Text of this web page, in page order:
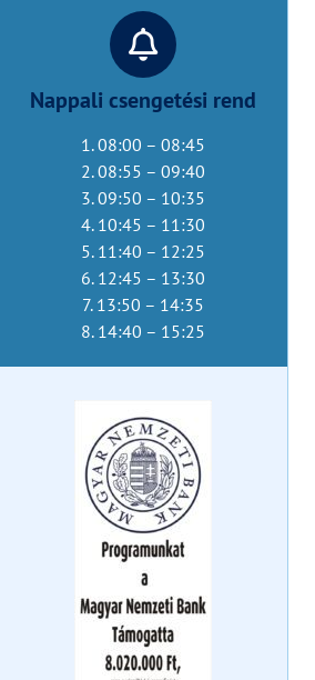
Nappali csengetési rend
1. 08:00 – 08:45
2. 08:55 – 09:40
3. 09:50 – 10:35
4. 10:45 – 11:30
5. 11:40 – 12:25
6. 12:45 – 13:30
7. 13:50 – 14:35
8. 14:40 – 15:25